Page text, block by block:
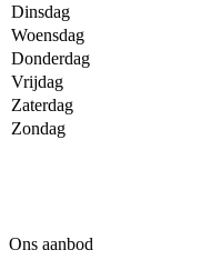
Dinsdag
Woensdag
Donderdag
Vrijdag
Zaterdag
Zondag
Ons aanbod